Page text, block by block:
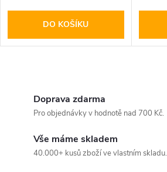
DO KOŠÍKU
Doprava zdarma
Pro objednávky v hodnotě nad 700 Kč.
Vše máme skladem
40.000+ kusů zboží ve vlastním skladu.